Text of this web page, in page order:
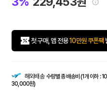
첫 구매, 앱 전용10만원 쿠폰팩
해외배송 수량별 총 배송비 (1개 이하
30,000원)